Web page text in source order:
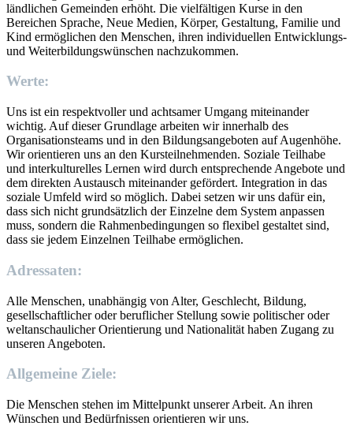
ländlichen Gemeinden erhöht. Die vielfältigen Kurse in den
Bereichen Sprache, Neue Medien, Körper, Gestaltung, Familie und
Kind ermöglichen den Menschen, ihren individuellen Entwicklungs-
und Weiterbildungswünschen nachzukommen.
Werte:
Uns ist ein respektvoller und achtsamer Umgang miteinander
wichtig. Auf dieser Grundlage arbeiten wir innerhalb des
Organisationsteams und in den Bildungsangeboten auf Augenhöhe.
Wir orientieren uns an den Kursteilnehmenden. Soziale Teilhabe
und interkulturelles Lernen wird durch entsprechende Angebote und
dem direkten Austausch miteinander gefördert. Integration in das
soziale Umfeld wird so möglich. Dabei setzen wir uns dafür ein,
dass sich nicht grundsätzlich der Einzelne dem System anpassen
muss, sondern die Rahmenbedingungen so flexibel gestaltet sind,
dass sie jedem Einzelnen Teilhabe ermöglichen.
Adressaten:
Alle Menschen, unabhängig von Alter, Geschlecht, Bildung,
gesellschaftlicher oder beruflicher Stellung sowie politischer oder
weltanschaulicher Orientierung und Nationalität haben Zugang zu
unseren Angeboten.
Allgemeine Ziele:
Die Menschen stehen im Mittelpunkt unserer Arbeit. An ihren
Wünschen und Bedürfnissen orientieren wir uns.